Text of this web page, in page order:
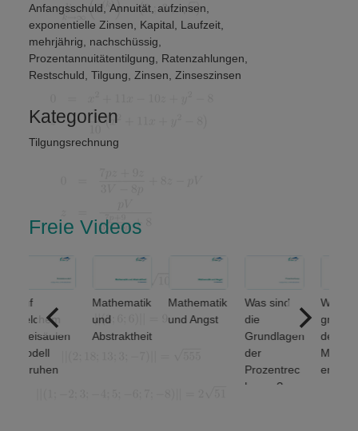
Anfangsschuld Annuität, aufzinsen
exponentielle Zinsen
Kapital Laufzeit,
mehrjährig
nachschüssig
Prozentannuitätentilgung
Ratenzahlungen
Restschuld Tilgung Zinsen Zinseszinsen
Kategorien
Tilgungsrechnung
Freie Videos
Mathematik
Abstraktheit
Mathematik
und Angst
Was sind
Grundlagen
Prozentrec
hnung?
Welche
grundlegen
den
Mengenop
erationen